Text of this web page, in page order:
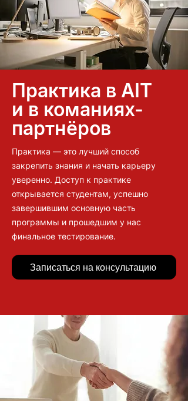
Практика в AIT
и в команиях-
партнёров
Практика — это лучший способ
закрепить знания и начать карьеру
уверенно. Доступ к практике
открывается студентам, успешно
завершившим основную часть
программы и прошедшим у нас
финальное тестирование.
Записаться на консультацию